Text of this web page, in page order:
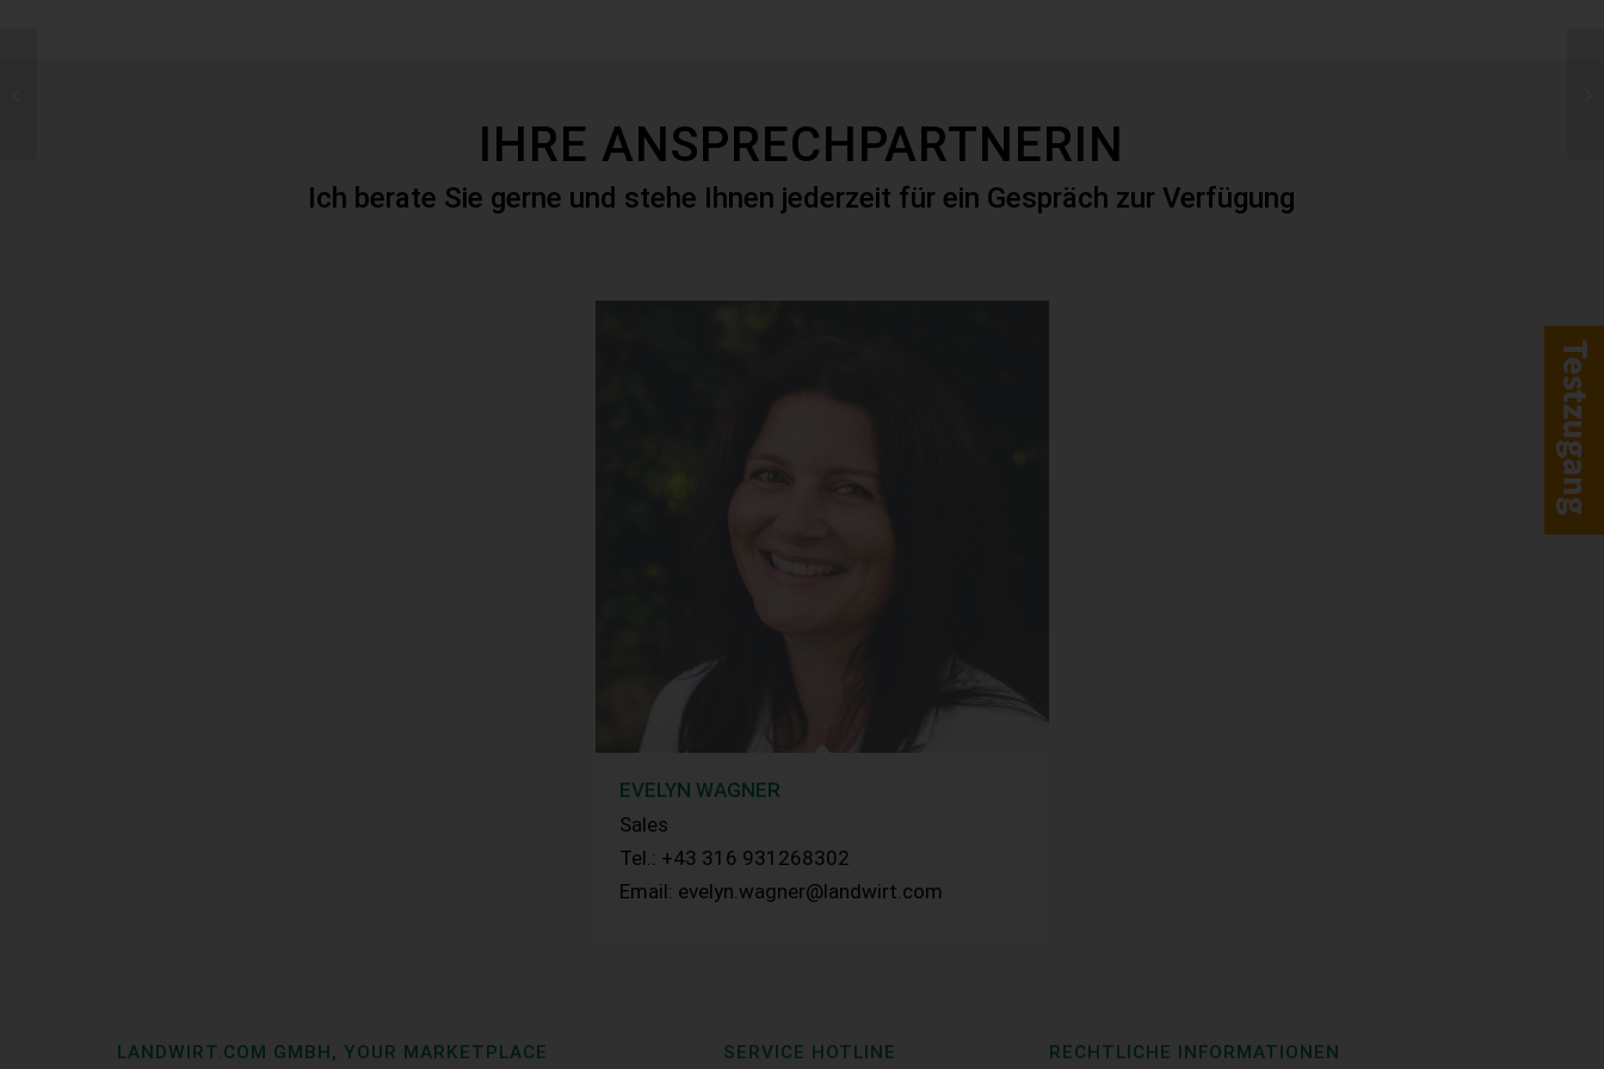
IHRE ANSPRECHPARTNERIN
Ich berate Sie gerne und stehe Ihnen jederzeit für ein Gespräch zur Verfügung
EVELYN WAGNER
Sales
Tel.: +43 316 931268302
Email: evelyn.wagner@landwirt.com
LANDWIRT.COM GMBH, YOUR MARKETPLACE SERVICE HOTLINE RECHTLICHE INFORMATIONEN